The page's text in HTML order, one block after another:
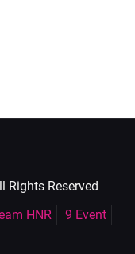
Rights Reserved
HNR
9 Event